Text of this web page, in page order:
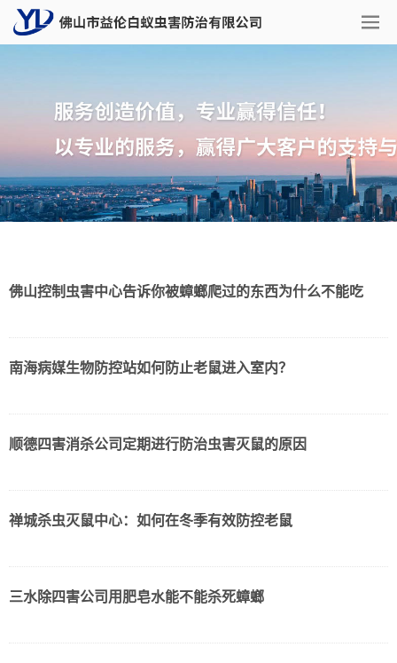
佛山控制虫害中心告诉你被蟑螂爬过的东西为什么不能吃
南海病媒生物防控站如何防止老鼠进入室内？
顺德四害消杀公司定期进行防治虫害灭鼠的原因
禅城杀虫灭鼠中心：如何在冬季有效防控老鼠
三水除四害公司用肥皂水能不能杀死蟑螂